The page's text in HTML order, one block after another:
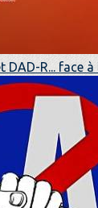
DAD-R... face à